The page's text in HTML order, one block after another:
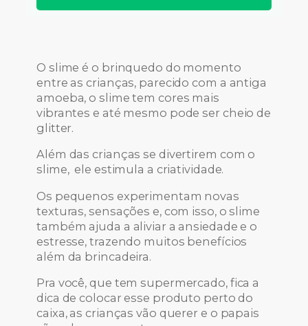
O slime é o brinquedo do momento
entre as crianças, parecido com a antiga
amoeba, o slime tem cores mais
vibrantes e até mesmo pode ser cheio de
glitter.
Além das crianças se divertirem com o
slime, ele estimula a criatividade.
Os pequenos experimentam novas
texturas, sensações e, com isso, o slime
também ajuda a aliviar a ansiedade e o
estresse, trazendo muitos benefícios
além da brincadeira.
Pra você, que tem supermercado, fica a
dica de colocar esse produto perto do
caixa, as crianças vão querer e o papais